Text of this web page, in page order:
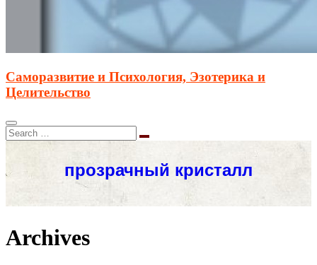
Саморазвитие и Психология, Эзотерика и
Целительство
Archives